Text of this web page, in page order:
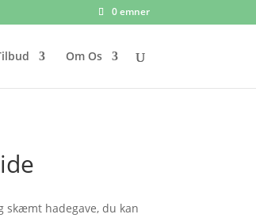
0 emner
Om Os
skæmt hadegave, du kan